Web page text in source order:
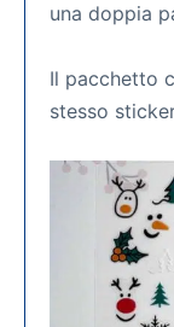
una doppia
Il pacchetto
stesso